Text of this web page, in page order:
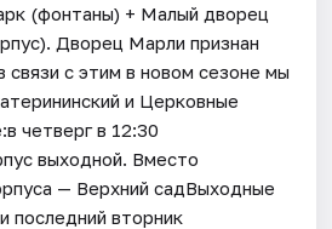
(фонтаны) + Малый дворец
Дворец Марли признан
связи с этим в новом сезоне мы
и Церковные
четверг в 12:30
выходной. Вместо
— Верхний садВыходные
последний вторник